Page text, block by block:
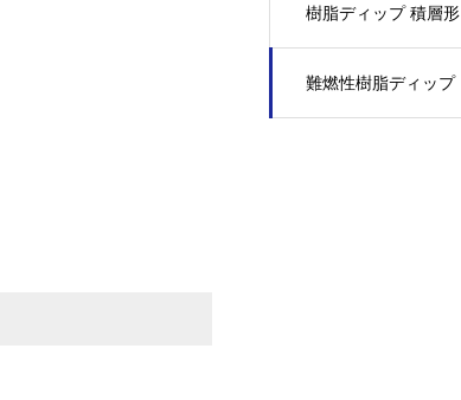
樹脂ディップ 積層形
難燃性樹脂ディップ